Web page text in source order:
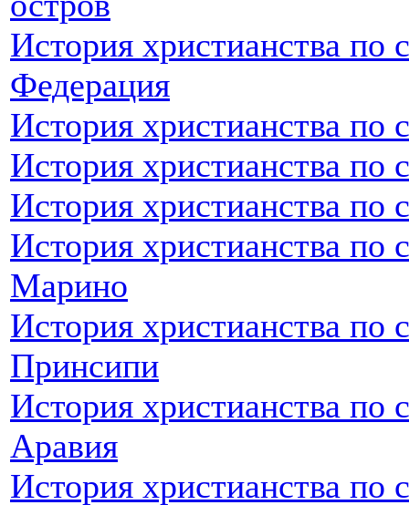
История христианства по
Федерация
История христианства по
История христианства
История христианства по
История христианства по
Марино
История христианства
Принсипи
История христианства по
Аравия
История христианства по